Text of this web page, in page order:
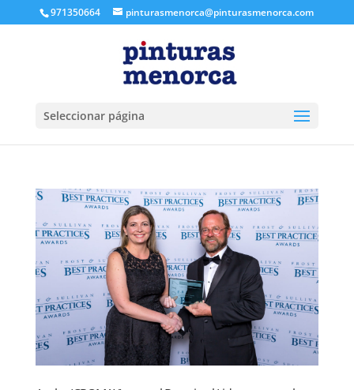
971350664 pinturasmenorca@pinturasmenorca.com
Seleccionar página